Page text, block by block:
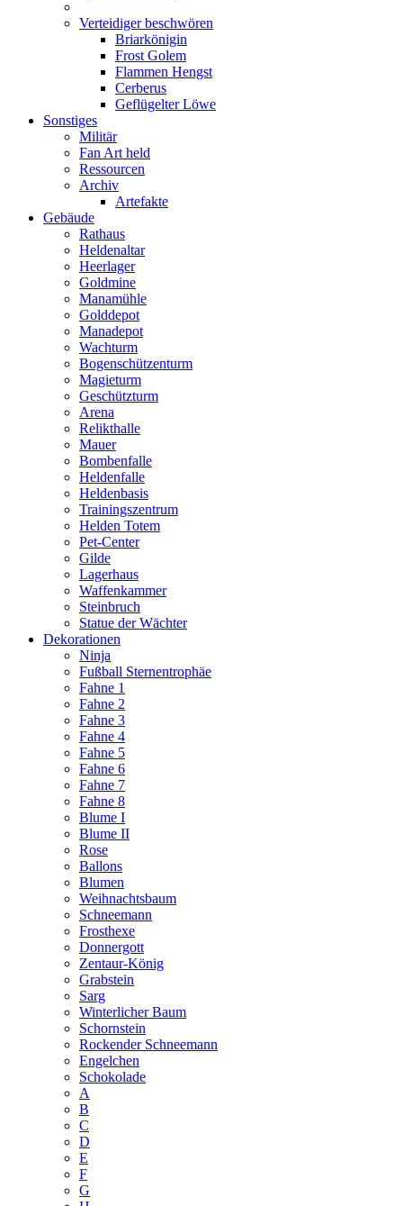
Verteidiger beschwören
Briarkönigin
Frost Golem
Flammen Hengst
Cerberus
Geflügelter Löwe
Sonstiges
Militär
Fan Art held
Ressourcen
Archiv
Artefakte
Gebäude
Rathaus
Heldenaltar
Heerlager
Goldmine
Manamühle
Golddepot
Manadepot
Wachturm
Bogenschützenturm
Magieturm
Geschützturm
Arena
Relikthalle
Mauer
Bombenfalle
Heldenfalle
Heldenbasis
Trainingszentrum
Helden Totem
Pet-Center
Gilde
Lagerhaus
Waffenkammer
Steinbruch
Statue der Wächter
Dekorationen
Ninja
Fußball Sternentrophäe
Fahne 1
Fahne 2
Fahne 3
Fahne 4
Fahne 5
Fahne 6
Fahne 7
Fahne 8
Blume I
Blume II
Rose
Ballons
Blumen
Weihnachtsbaum
Schneemann
Frosthexe
Donnergott
Zentaur-König
Grabstein
Sarg
Winterlicher Baum
Schornstein
Rockender Schneemann
Engelchen
Schokolade
A
B
C
D
E
F
G